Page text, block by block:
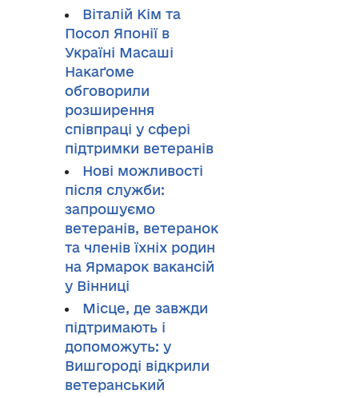
Віталій Кім та
Посол Японії в
Україні Масаші
Накаґоме
обговорили
розширення
співпраці у сфері
підтримки ветеранів
Нові можливості
після служби:
запрошуємо
ветеранів, ветеранок
та членів їхніх родин
на Ярмарок вакансій
у Вінниці
Місце, де завжди
підтримають і
допоможуть: у
Вишгороді відкрили
ветеранський